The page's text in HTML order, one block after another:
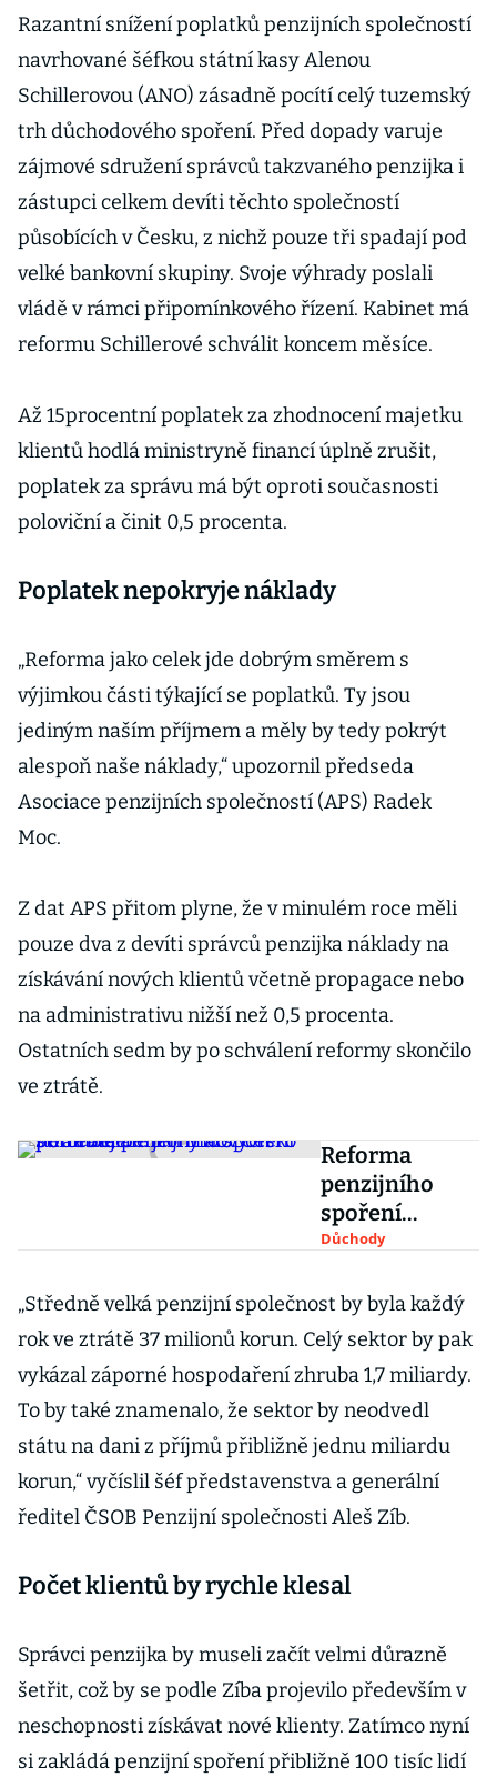
Razantní snížení poplatků penzijních společností
navrhované šéfkou státní kasy Alenou
Schillerovou (ANO) zásadně pocítí celý tuzemský
trh důchodového spoření. Před dopady varuje
zájmové sdružení správců takzvaného penzijka i
zástupci celkem devíti těchto společností
působících v Česku, z nichž pouze tři spadají pod
velké bankovní skupiny. Svoje výhrady poslali
vládě v rámci připomínkového řízení. Kabinet má
reformu Schillerové schválit koncem měsíce.
Až 15procentní poplatek za zhodnocení majetku
klientů hodlá ministryně financí úplně zrušit,
poplatek za správu má být oproti současnosti
poloviční a činit 0,5 procenta.
Poplatek nepokryje náklady
„Reforma jako celek jde dobrým směrem s
výjimkou části týkající se poplatků. Ty jsou
jediným naším příjmem a měly by tedy pokrýt
alespoň naše náklady,“ upozornil předseda
Asociace penzijních společností (APS) Radek
Moc.
Z dat APS přitom plyne, že v minulém roce měli
pouze dva z devíti správců penzijka náklady na
získávání nových klientů včetně propagace nebo
na administrativu nižší než 0,5 procenta.
Ostatních sedm by po schválení reformy skončilo
ve ztrátě.
Reforma
penzijního
spoření
pomůže, ale
Česko
potřebuje
miliony
nových
střadatelů
Důchody
„Středně velká penzijní společnost by byla každý
rok ve ztrátě 37 milionů korun. Celý sektor by pak
vykázal záporné hospodaření zhruba 1,7 miliardy.
To by také znamenalo, že sektor by neodvedl
státu na dani z příjmů přibližně jednu miliardu
korun,“ vyčíslil šéf představenstva a generální
ředitel ČSOB Penzijní společnosti Aleš Zíb.
Počet klientů by rychle klesal
Správci penzijka by museli začít velmi důrazně
šetřit, což by se podle Zíba projevilo především v
neschopnosti získávat nové klienty. Zatímco nyní
si zakládá penzijní spoření přibližně 100 tisíc lidí